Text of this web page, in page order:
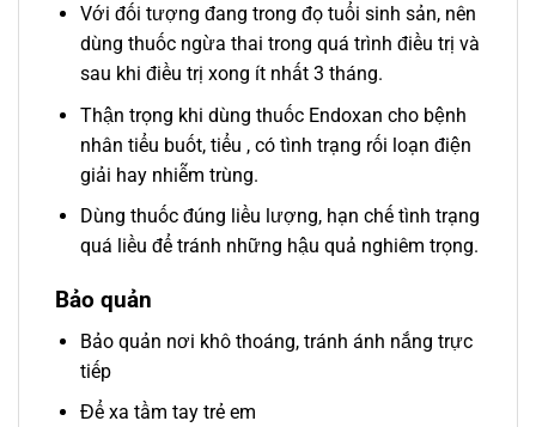
Với đối tượng đang trong đọ tuổi sinh sản, nên
dùng thuốc ngừa thai trong quá trình điều trị và
sau khi điều trị xong ít nhất 3 tháng.
Thận trọng khi dùng thuốc Endoxan cho bệnh
nhân tiểu buốt, tiểu , có tình trạng rối loạn điện
giải hay nhiễm trùng.
Dùng thuốc đúng liều lượng, hạn chế tình trạng
quá liều để tránh những hậu quả nghiêm trọng.
Bảo quản
Bảo quản nơi khô thoáng, tránh ánh nắng trực
tiếp
Để xa tầm tay trẻ em